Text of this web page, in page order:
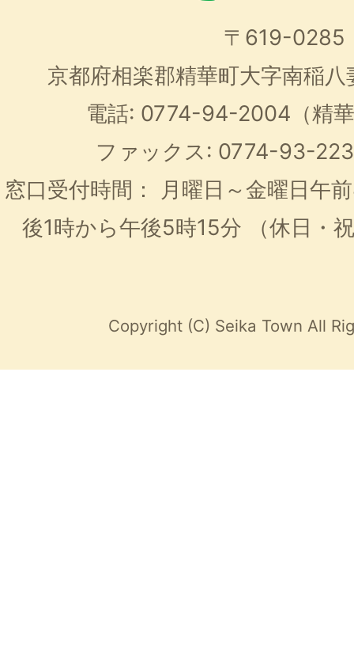
〒619-0285
京都府相楽郡精華町大字南稲
電話: 0774-94-2004（精
ファックス: 0774-93-
窓口受付時間：
月曜日～金曜日午
後1時から午後5時15分
（休日・
Copyright (C) Seika Town All